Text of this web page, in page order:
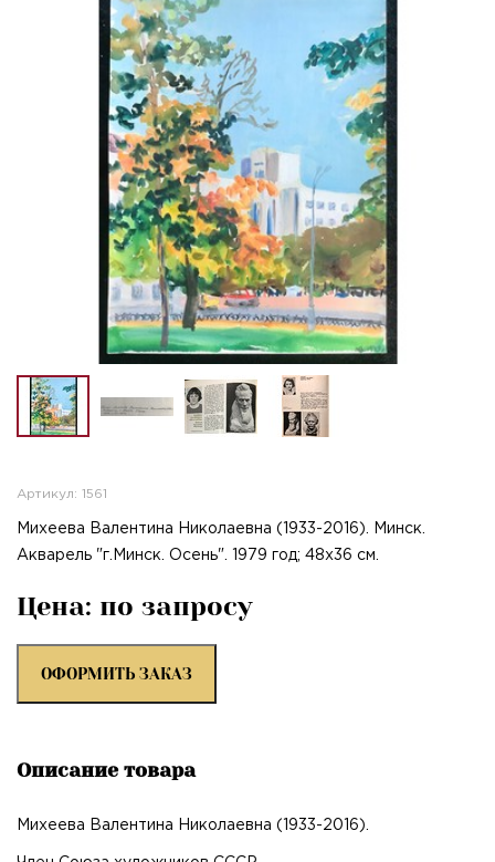
Артикул: 1561
Михеева Валентина Николаевна (1933-2016). Минск.
Акварель "г.Минск. Осень". 1979 год; 48х36 см.
Цена: по запросу
ОФОРМИТЬ ЗАКАЗ
Описание товара
Михеева Валентина Николаевна (1933-2016).